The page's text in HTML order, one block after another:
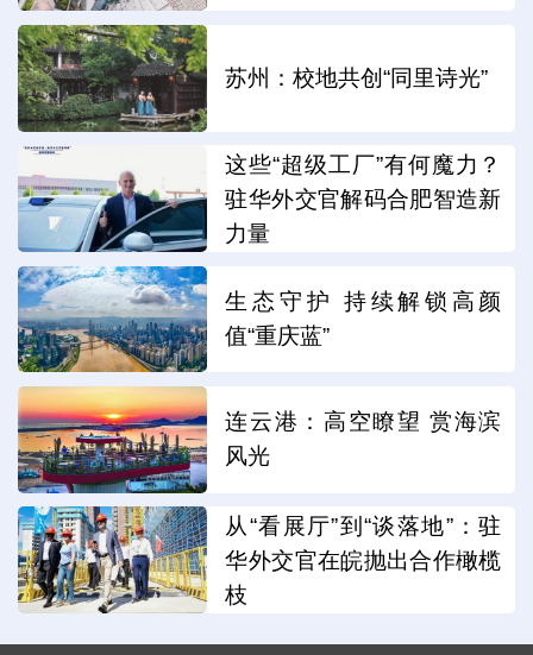
苏州：校地共创“同里诗光”
这些“超级工厂”有何魔力？
驻华外交官解码合肥智造新
力量
生态守护 持续解锁高颜
值“重庆蓝”
连云港：高空瞭望 赏海滨
风光
从“看展厅”到“谈落地”：驻
华外交官在皖抛出合作橄榄
枝